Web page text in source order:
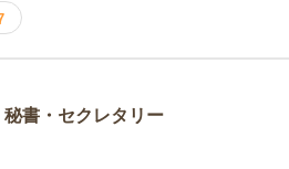
書・セクレタリー